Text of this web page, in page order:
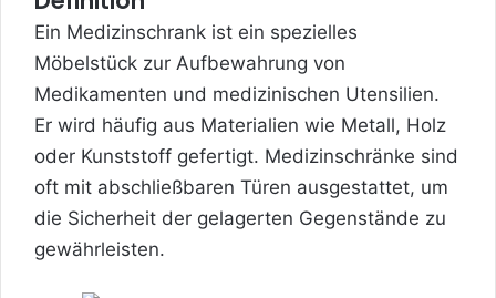
Ein Medizinschrank ist ein spezielles
Möbelstück zur Aufbewahrung von
Medikamenten und medizinischen Utensilien.
Er wird häufig aus Materialien wie Metall, Holz
oder Kunststoff gefertigt. Medizinschränke sind
oft mit abschließbaren Türen ausgestattet, um
die Sicherheit der gelagerten Gegenstände zu
gewährleisten.